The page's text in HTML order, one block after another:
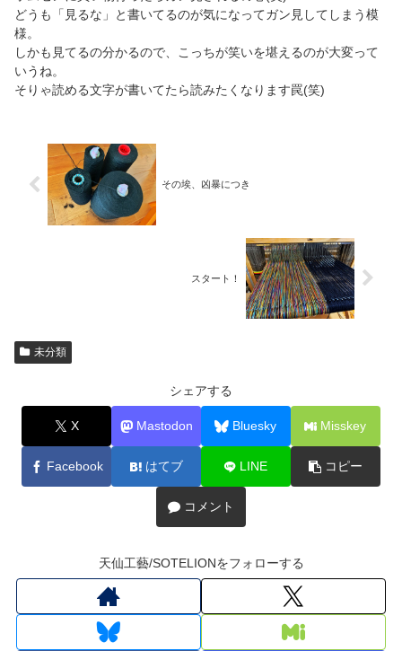
どうも「見るな」と書いてるのが気になってガン見してしまう模
様。
しかも見てるの分かるので、こっちが笑いを堪えるのが大変って
いうね。
そりゃ読める文字が書いてたら読みたくなります罠(笑)
その埃、凶暴につき
スタート！
未分類
シェアする
X Mastodon Bluesky Misskey
Facebook はてブ LINE コピー
コメント
天仙工藝/SOTELIONをフォローする